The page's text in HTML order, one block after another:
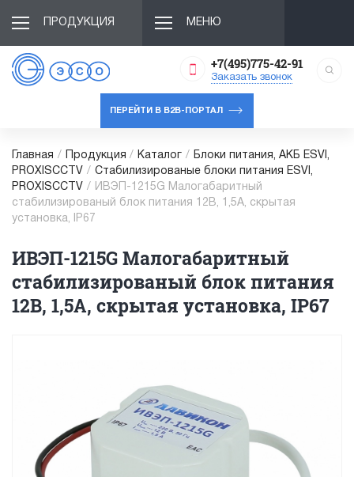
ПРОДУКЦИЯ МЕНЮ
+7(495)775-42-91
Заказать звонок
ПЕРЕЙТИ В B2B-ПОРТАЛ
Главная / Продукция / Каталог /
Блоки питания, АКБ ESVI,
PROXISCCTV / Cтабилизированые блоки питания ESVI,
PROXISCCTV /
ИВЭП-1215G Малогабаритный
стабилизированый блок питания 12В, 1,5А, скрытая
установка, IP67
ИВЭП-1215G Малогабаритный
стабилизированый блок питания
12В, 1,5А, скрытая установка, IP67